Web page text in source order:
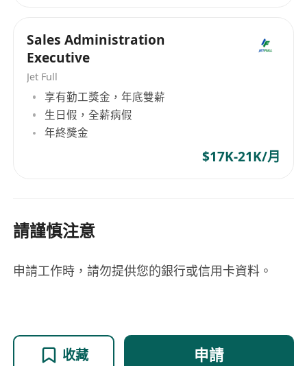
Sales Administration
Executive
Jet Full
享有勤工獎金，年底雙薪
生日假，全薪病假
年終獎金
$17K-21K/月
請謹慎注意
申請工作時，請勿提供您的銀行或信用卡資料。
收藏 申請